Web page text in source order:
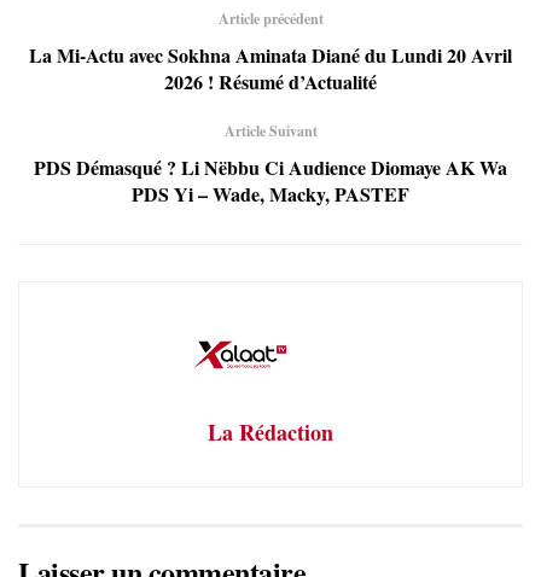
Article précédent
La Mi-Actu avec Sokhna Aminata Diané du Lundi 20 Avril
2026 ! Résumé d’Actualité
Article Suivant
PDS Démasqué ? Li Nëbbu Ci Audience Diomaye AK Wa
PDS Yi – Wade, Macky, PASTEF
La Rédaction